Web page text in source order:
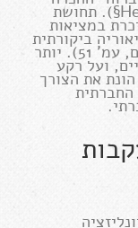
ההדדית" ההיגליאנית (Hegel, 2018, 181§). תחושת
במציאות
ביקורתית
הנשענת על מבנה השפה כתקשורת (שם, עמ' 51). יותר
ועל רקע
את הצורך